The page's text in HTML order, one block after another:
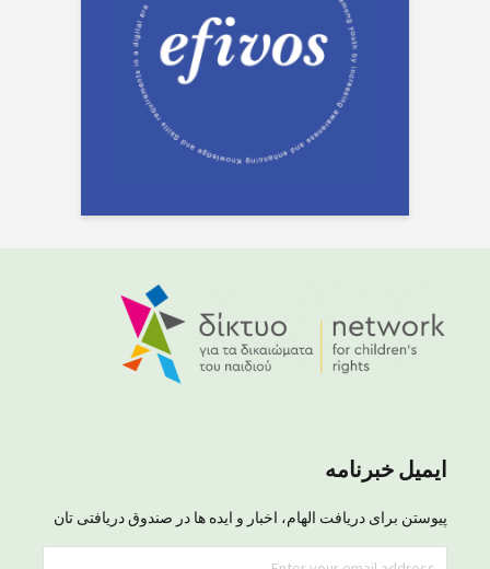
ایمیل خبرنامه
پیوستن برای دریافت الهام، اخبار و ایده ها در صندوق دریافتی تان